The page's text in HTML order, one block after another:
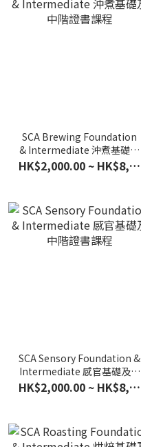
SCA Brewing Foundation
& Intermediate 沖煮基礎及
中階證書課程
HK$2,000.00 ~ HK$8,200.00
SCA Sensory Foundation &
Intermediate 感官基礎及中
階證書課程
HK$2,000.00 ~ HK$8,400.00